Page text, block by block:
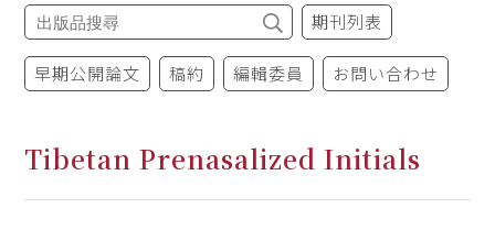
期刊列表
早期公開論文 稿約 編輯委員 お問い合わせ
Tibetan Prenasalized Initials